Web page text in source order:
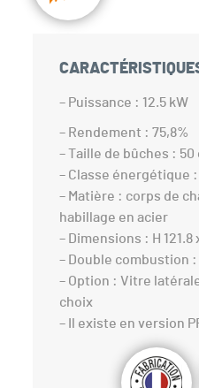
– Puissance : 12.5 kW
– Rendement : 75,8%
– Taille de bûches : 50
– Classe énergétique :
– Matière : corps de
habillage en acier
– Dimensions : H 121.8
– Double combustion :
– Option : Vitre
choix
– Il existe en version